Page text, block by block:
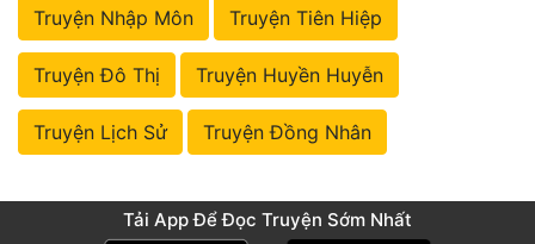
Truyện Nhập Môn Truyện Tiên Hiệp
Truyện Đô Thị Truyện Huyền Huyễn
Truyện Lịch Sử Truyện Đồng Nhân
Tải App Để Đọc Truyện Sớm Nhất